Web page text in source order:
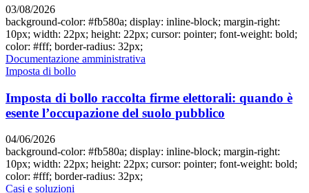
03/08/2026
background-color: #fb580a; display: inline-block; margin-right:
10px; width: 22px; height: 22px; cursor: pointer; font-weight: bold;
color: #fff; border-radius: 32px;
Documentazione amministrativa
Imposta di bollo
Imposta di bollo raccolta firme elettorali: quando è
esente l’occupazione del suolo pubblico
04/06/2026
background-color: #fb580a; display: inline-block; margin-right:
10px; width: 22px; height: 22px; cursor: pointer; font-weight: bold;
color: #fff; border-radius: 32px;
Casi e soluzioni